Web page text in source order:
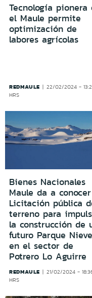
Tecnología pionera
el Maule permite
optimización de
labores agrícolas
REDMAULE
22/02/2024 -
HRS
Bienes Nacionales
Maule da a conocer
Licitación pública
terreno para
la construcción de
futuro Parque Nieve
en el sector de
Potrero Lo Aguirre
REDMAULE
21/02/2024 -
HRS